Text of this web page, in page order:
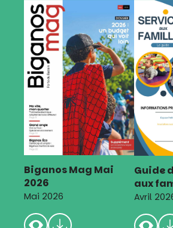
Biganos Mag Mai
2026
Mai 2026
Guide
aux
Avril